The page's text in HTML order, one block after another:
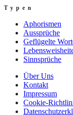
Typen
Aphorismen
Aussprüche
Geflügelte
Sinnsprüche
Über Uns
Kontakt
Impressum
Cookie-